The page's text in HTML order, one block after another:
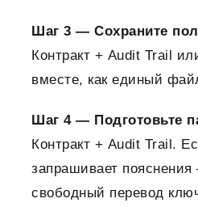
Шаг 3 — Сохраните
Контракт + Audit Trail
вместе, как единый
Шаг 4 — Подготовьте
Контракт + Audit Trail.
запрашивает
свободный перевод